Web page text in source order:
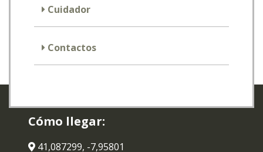
Cuidador
Contactos
Cómo llegar:
41,087299, -7,95801